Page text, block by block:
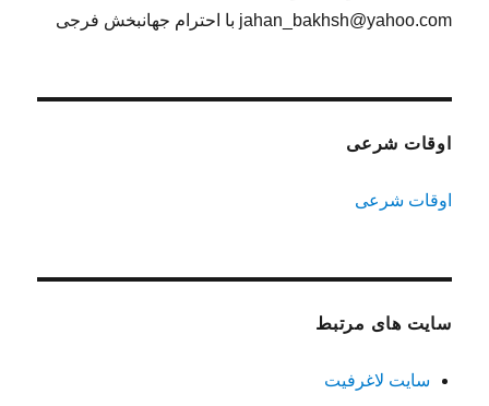
jahan_bakhsh@yahoo.com با احترام جهانبخش فرجی
اوقات شرعی
اوقات شرعی
سایت های مرتبط
سایت لاغرفیت